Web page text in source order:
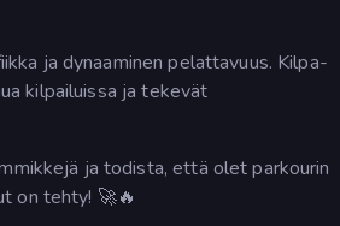
ja dynaaminen pelattavuus. Kilpa-
kilpailuissa ja tekevät
ja todista, että olet parkourin
on tehty! 🚀🔥